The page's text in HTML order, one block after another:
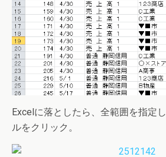
Excelに落としたら、全範囲を指定
ルをクリック。